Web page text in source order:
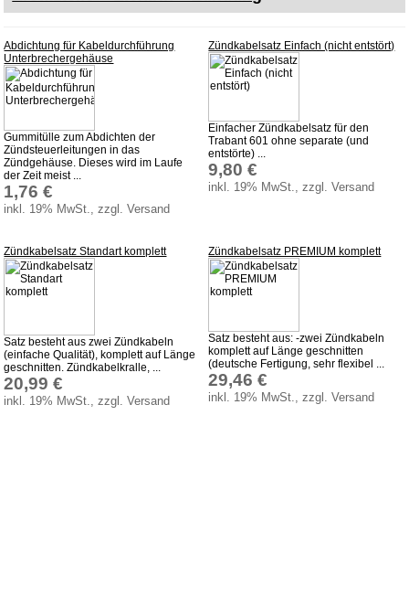
Abdichtung für Kabeldurchführung
Unterbrechergehäuse
Gummitülle zum Abdichten der
Zündsteuerleitungen in das
Zündgehäuse. Dieses wird im Laufe
der Zeit meist ...
1,76 €
inkl. 19% MwSt., zzgl. Versand
Zündkabelsatz Einfach (nicht entstört)
Einfacher Zündkabelsatz für den
Trabant 601 ohne separate (und
entstörte) ...
9,80 €
inkl. 19% MwSt., zzgl. Versand
Zündkabelsatz Standart komplett
Satz besteht aus zwei Zündkabeln
(einfache Qualität), komplett auf Länge
geschnitten. Zündkabelkralle, ...
20,99 €
inkl. 19% MwSt., zzgl. Versand
Zündkabelsatz PREMIUM komplett
Satz besteht aus: -zwei Zündkabeln
komplett auf Länge geschnitten
(deutsche Fertigung, sehr flexibel ...
29,46 €
inkl. 19% MwSt., zzgl. Versand